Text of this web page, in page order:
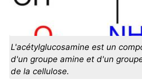
L'acétylglucosamine est un
d'un groupe amine et d'un
de la cellulose.